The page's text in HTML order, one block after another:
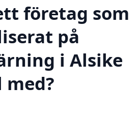
företag som
på
i Alsike